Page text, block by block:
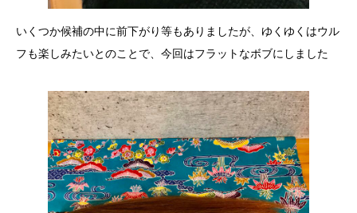
いくつか候補の中に前下がり等もありましたが、ゆくゆくはウル
フも楽しみたいとのことで、今回はフラットなボブにしました